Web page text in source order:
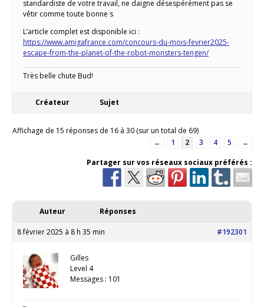
standardiste de votre travail, ne daigne désespérément pas se
vêtir comme toute bonne s
L’article complet est disponible ici :
https://www.amigafrance.com/concours-du-mois-fevrier2025-
escape-from-the-planet-of-the-robot-monsters-tengen/
Très belle chute Bud!
Créateur Sujet
Affichage de 15 réponses de 16 à 30 (sur un total de 69)
←
1 2 3 4 5
→
Partager sur vos réseaux sociaux préférés :
Auteur Réponses
8 février 2025 à 8 h 35 min #192301
Gilles
Level 4
Messages : 101